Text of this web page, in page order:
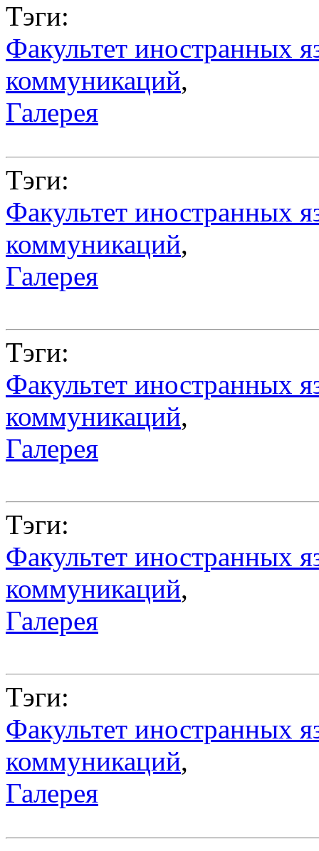
Тэги:
Факультет иностранных
коммуникаций,
Галерея
Тэги:
Факультет иностранных
коммуникаций,
Галерея
Тэги:
Факультет иностранных
коммуникаций,
Галерея
Тэги:
Факультет иностранных
коммуникаций,
Галерея
Тэги:
Факультет иностранных
коммуникаций,
Галерея